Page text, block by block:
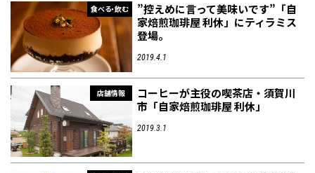
食べる・飲む
”控えめに言って美味いです”「自
家焙煎珈琲屋 利休」にティラミス
登場。
2019.4.1
店舗情報
コーヒーが主役の喫茶店・須賀川
市「自家焙煎珈琲屋 利休」
2019.3.1